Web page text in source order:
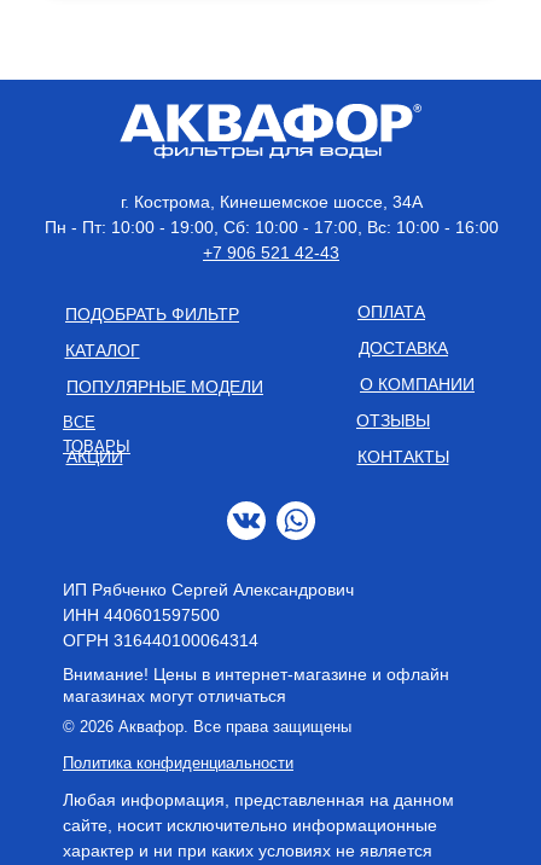
© 2026 Аквафор. Все права защищены
Политика конфиденциальности
Внимание! Цены в интернет-магазине и офлайн
магазинах могут отличаться
г. Кострома, Кинешемское шоссе, 34А
Пн - Пт: 10:00 - 19:00, Сб: 10:00 - 17:00, Вс: 10:00 - 16:00
+7 906 521 42-43
Любая информация, представленная на данном
сайте, носит исключительно информационные
характер и ни при каких условиях не является
КАТАЛОГ
О КОМПАНИИ
КОНТАКТЫ
ОПЛАТА
АКЦИИ
ПОПУЛЯРНЫЕ МОДЕЛИ
ДОСТАВКА
ОТЗЫВЫ
ВСЕ
ТОВАРЫ
ПОДОБРАТЬ ФИЛЬТР
ИП Рябченко Сергей Александрович
ИНН 440601597500
OГРН 316440100064314